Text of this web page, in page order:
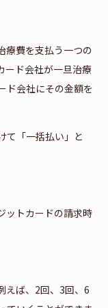
療費を支払う一つの
ード会社が一旦治療
ド会社にその金額を
て「一括払い」と
ットカードの請求時
えば、2回、3回、6